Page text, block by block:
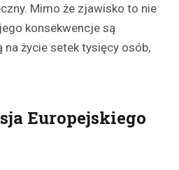
Mimo że zjawisko to nie
konsekwencje są
na życie setek tysięcy osób,
Europejskiego